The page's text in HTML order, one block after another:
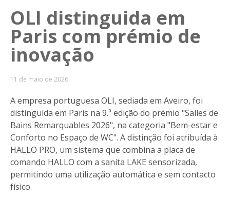
OLI distinguida em
Paris com prémio de
inovação
11 de maio de 2026
A empresa portuguesa OLI, sediada em Aveiro, foi
distinguida em Paris na 9.ª edição do prémio "Salles de
Bains Remarquables 2026", na categoria "Bem-estar e
Conforto no Espaço de WC". A distinção foi atribuída à
HALLO PRO, um sistema que combina a placa de
comando HALLO com a sanita LAKE sensorizada,
permitindo uma utilização automática e sem contacto
físico.